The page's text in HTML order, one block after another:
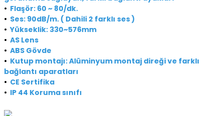
• Flaşör: 60 ~ 80/dk.
• Ses: 90dB/m. ( Dahili 2 farklı ses )
• Yükseklik: 330~576mm
• AS Lens
• ABS Gövde
• Kutup montajı: Alüminyum montaj direği ve farklı
bağlantı aparatları
• CE Sertifika
• IP 44 Koruma sınıfı